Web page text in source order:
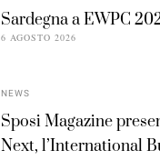
Sardegna a EWPC
6 AGOSTO 2026
NEWS
Sposi Magazine
Next, l’International